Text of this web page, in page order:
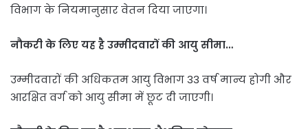
विभाग के नियमानुसार वेतन दिया जाएगा।
नौकरी के लिए यह है उम्मीदवारों की आयु सीमा…
उम्मीदवारों की अधिकतम आयु विभाग 33 वर्ष मान्य होगी और
आरक्षित वर्ग को आयु सीमा में छूट दी जाएगी।